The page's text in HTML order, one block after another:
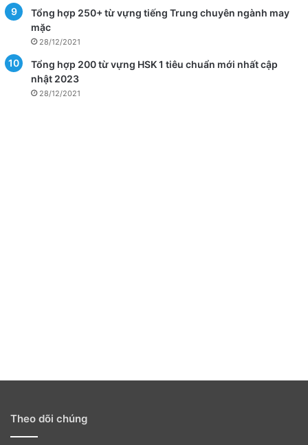
Tổng hợp 250+ từ vựng tiếng Trung chuyên ngành may
mặc
28/12/2021
Tổng hợp 200 từ vựng HSK 1 tiêu chuẩn mới nhất cập
nhật 2023
28/12/2021
Theo dõi chúng